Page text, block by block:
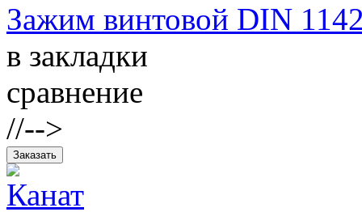
Зажим винтовой DIN
в закладки
сравнение
//-->